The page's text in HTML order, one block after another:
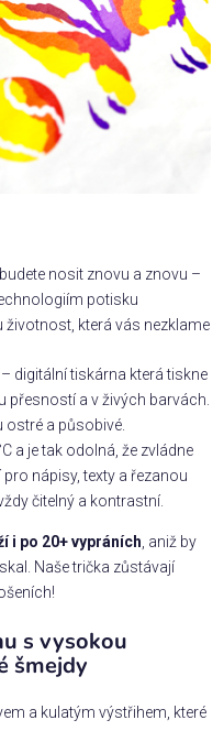
nosit znovu a znovu –
potisku
životnost, která vás nezklame
– digitální tiskárna která tiskne
přesností a v živých barvách.
ostré a působivé.
a je tak odolná, že zvládne
nápisy, texty a řezanou
čitelný a kontrastní.
i po 20+ vypráních , aniž by
Naše trička zůstávají
s vysokou
šmejdy
a kulatým výstřihem, které